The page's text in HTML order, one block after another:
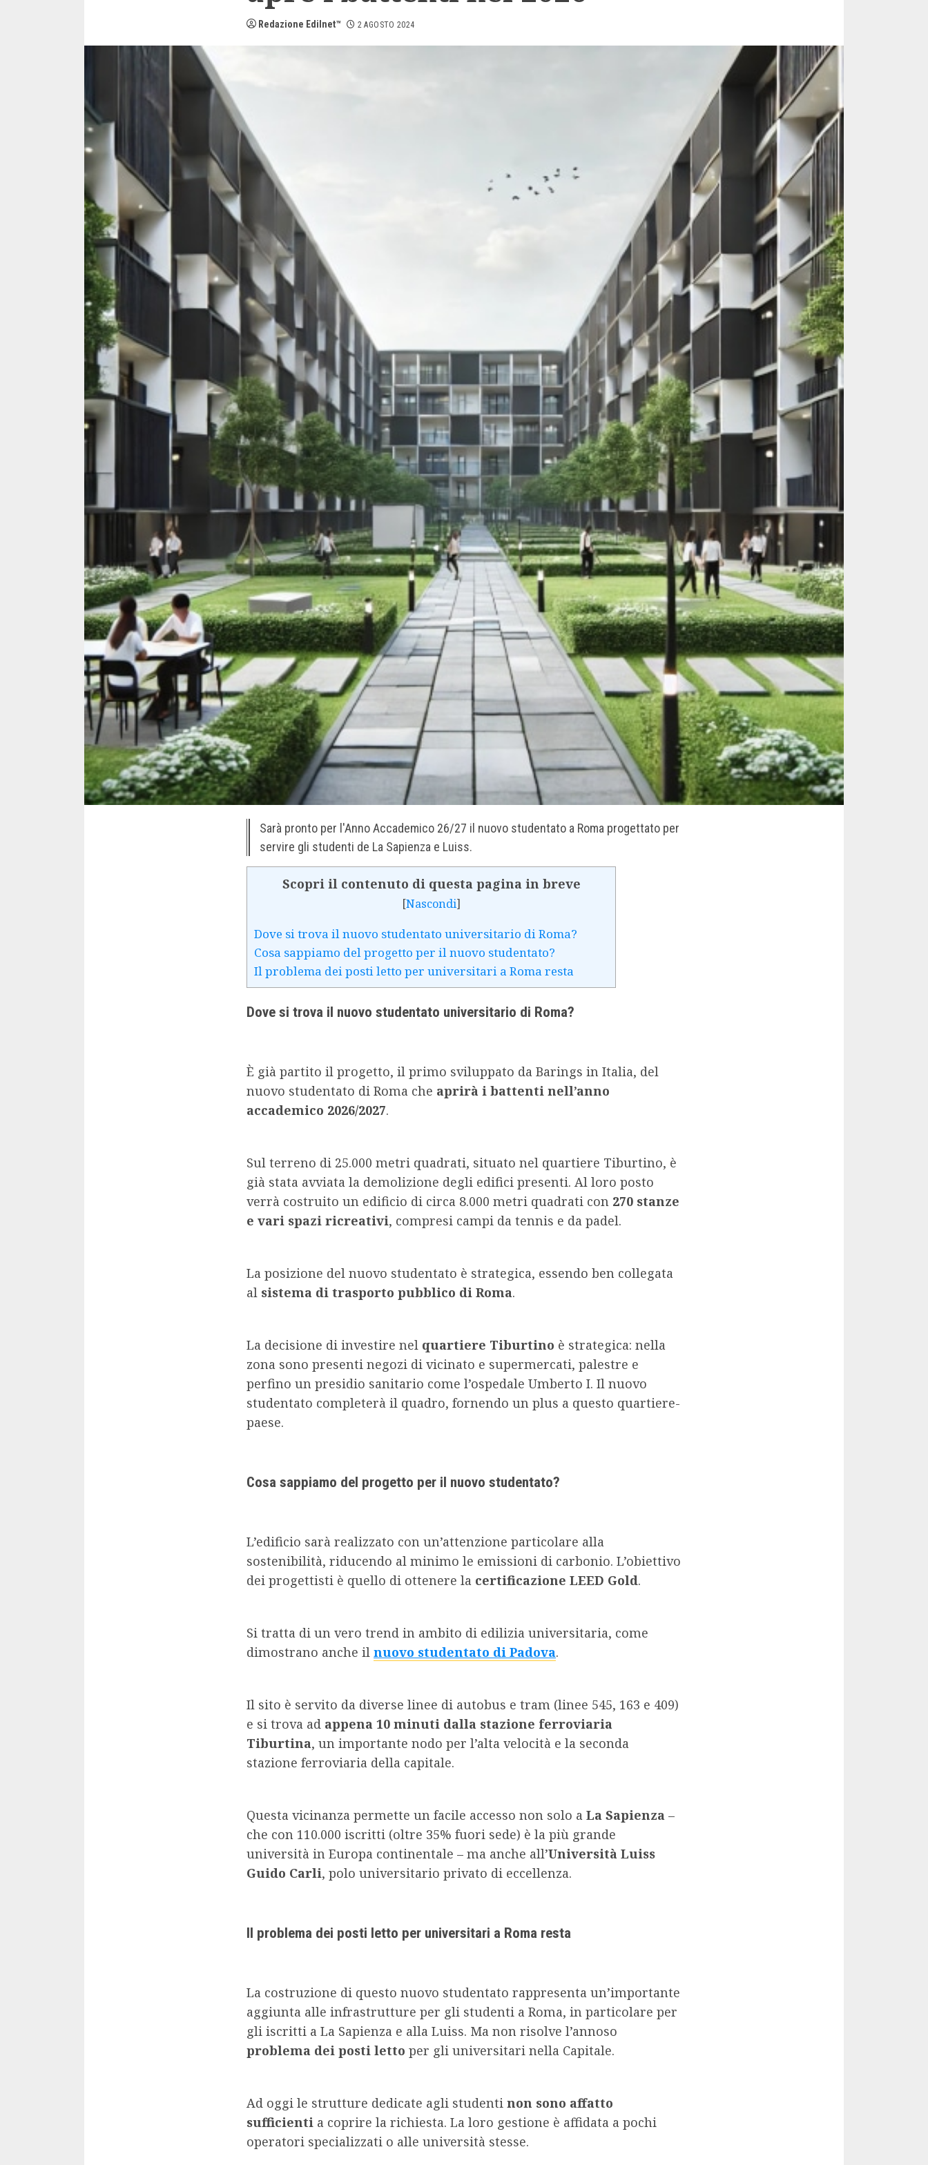
Redazione Edilnet™ 2 AGOSTO 2024
Sarà pronto per l'Anno Accademico 26/27 il nuovo studentato a Roma progettato per
servire gli studenti de La Sapienza e Luiss.
Scopri il contenuto di questa pagina in breve
[Nascondi]
Dove si trova il nuovo studentato universitario di Roma?
Cosa sappiamo del progetto per il nuovo studentato?
Il problema dei posti letto per universitari a Roma resta
Dove si trova il nuovo studentato universitario di Roma?
È già partito il progetto, il primo sviluppato da Barings in Italia, del
nuovo studentato di Roma che aprirà i battenti nell’anno
accademico 2026/2027.
Sul terreno di 25.000 metri quadrati, situato nel quartiere Tiburtino, è
già stata avviata la demolizione degli edifici presenti. Al loro posto
verrà costruito un edificio di circa 8.000 metri quadrati con 270 stanze
e vari spazi ricreativi, compresi campi da tennis e da padel.
La posizione del nuovo studentato è strategica, essendo ben collegata
al sistema di trasporto pubblico di Roma.
La decisione di investire nel quartiere Tiburtino è strategica: nella
zona sono presenti negozi di vicinato e supermercati, palestre e
perfino un presidio sanitario come l’ospedale Umberto I. Il nuovo
studentato completerà il quadro, fornendo un plus a questo quartiere-
paese.
Cosa sappiamo del progetto per il nuovo studentato?
L’edificio sarà realizzato con un’attenzione particolare alla
sostenibilità, riducendo al minimo le emissioni di carbonio. L’obiettivo
dei progettisti è quello di ottenere la certificazione LEED Gold.
Si tratta di un vero trend in ambito di edilizia universitaria, come
dimostrano anche il nuovo studentato di Padova.
Il sito è servito da diverse linee di autobus e tram (linee 545, 163 e 409)
e si trova ad appena 10 minuti dalla stazione ferroviaria
Tiburtina, un importante nodo per l’alta velocità e la seconda
stazione ferroviaria della capitale.
Questa vicinanza permette un facile accesso non solo a La Sapienza –
che con 110.000 iscritti (oltre 35% fuori sede) è la più grande
università in Europa continentale – ma anche all’Università Luiss
Guido Carli, polo universitario privato di eccellenza.
Il problema dei posti letto per universitari a Roma resta
La costruzione di questo nuovo studentato rappresenta un’importante
aggiunta alle infrastrutture per gli studenti a Roma, in particolare per
gli iscritti a La Sapienza e alla Luiss. Ma non risolve l’annoso
problema dei posti letto per gli universitari nella Capitale.
Ad oggi le strutture dedicate agli studenti non sono affatto
sufficienti a coprire la richiesta. La loro gestione è affidata a pochi
operatori specializzati o alle università stesse.